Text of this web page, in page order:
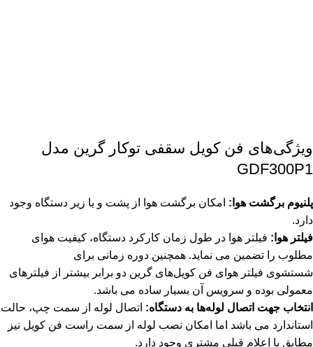
ویژگی‌های فن کویل سقفی توکار گرین مدل
GDF300P1
پلنیوم برگشت هوا: امکان برگشت هوا از پشت و یا زیر دستگاه وجود
دارد.
فیلتر هوا: فیلتر هوا در طول زمان کارکرد دستگاه، کیفیت هوای
مطلوب را تضمین می نماید. همچنین دوره زمانی برای
شستشوی فیلتر هوای فن کویل‌های گرین دو برابر بیشتر از فیلترهای
معمولی بوده و سرویس آن بسیار ساده می باشد.
انتخاب جهت اتصال لوله‌ها به دستگاه: اتصال لوله از سمت چپ، حالت
استاندارد می باشد اما امکان نصب لوله از سمت راست فن کویل نیز
مطابق با اعلام قبلی مشتری وجود دارد.